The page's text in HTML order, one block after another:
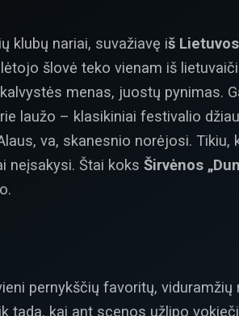
klubų nariai, suvažiavę iš
šlovė teko vienam iš
menas, juostų pynimas.
laužo – klasikiniai festivalio
va, skanesnio norėjosi. Tikiu,
neįsakysi. Štai koks Širvėnos
pernykščių favoritų, viduramžių
tada, kai ant scenos užlipo